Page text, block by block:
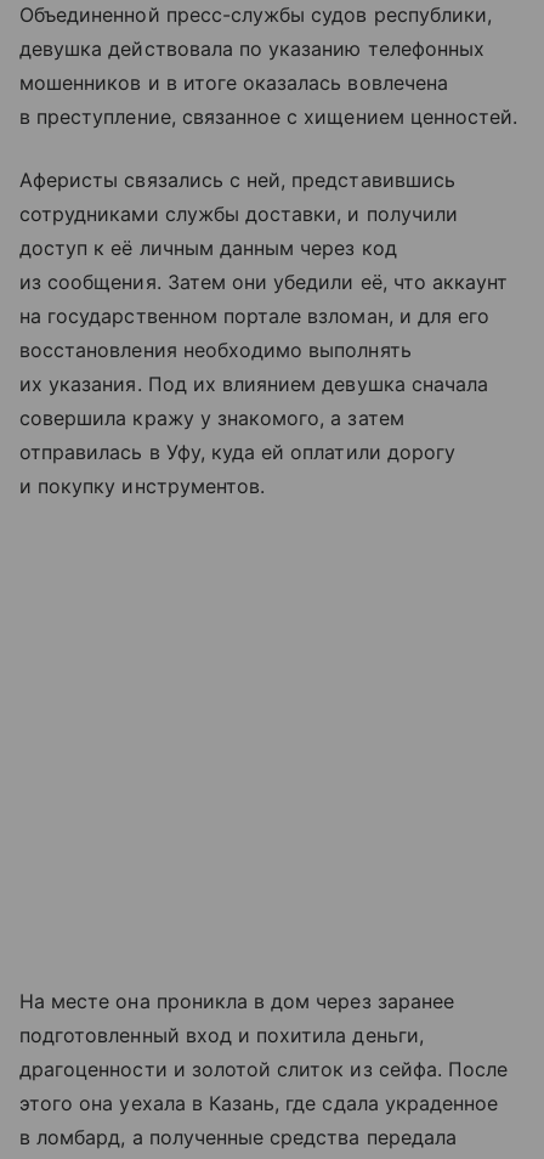
Объединенной пресс-службы судов республики,
девушка действовала по указанию телефонных
мошенников и в итоге оказалась вовлечена
в преступление, связанное с хищением ценностей.
Аферисты связались с ней, представившись
сотрудниками службы доставки, и получили
доступ к её личным данным через код
из сообщения. Затем они убедили её, что аккаунт
на государственном портале взломан, и для его
восстановления необходимо выполнять
их указания. Под их влиянием девушка сначала
совершила кражу у знакомого, а затем
отправилась в Уфу, куда ей оплатили дорогу
и покупку инструментов.
На месте она проникла в дом через заранее
подготовленный вход и похитила деньги,
драгоценности и золотой слиток из сейфа. После
этого она уехала в Казань, где сдала украденное
в ломбард, а полученные средства передала